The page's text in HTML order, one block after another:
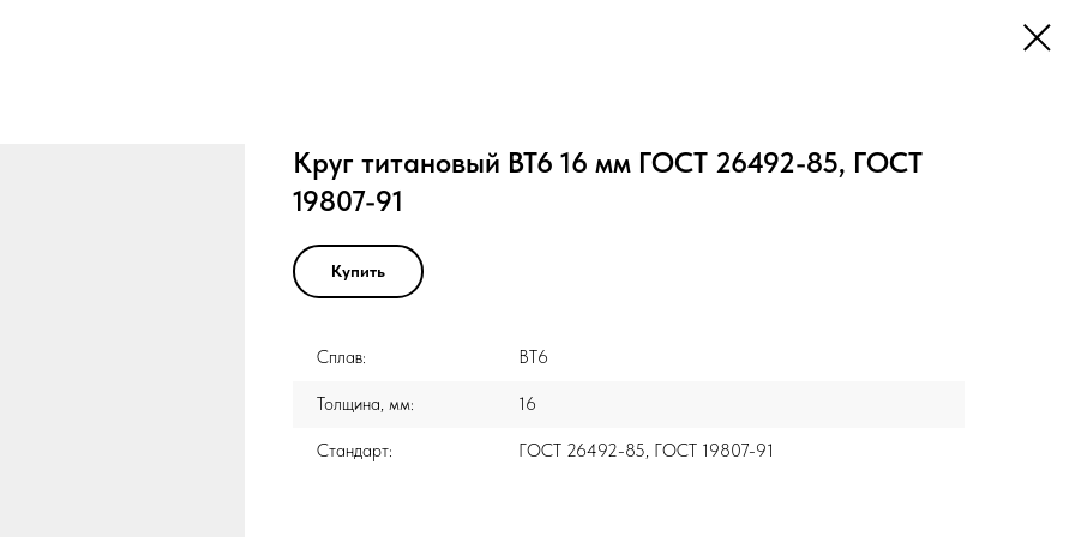
Круг титановый ВТ6 16 мм ГОСТ 26492-85, ГОСТ
19807-91
Купить
Сплав: ВТ6
Толщина, мм: 16
Стандарт: ГОСТ 26492-85, ГОСТ 19807-91